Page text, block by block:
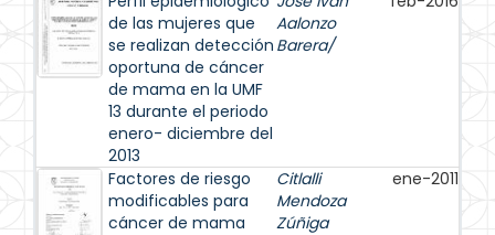
de las mujeres que
se realizan detección
oportuna de cáncer
de mama en la UMF
13 durante el periodo
enero- diciembre del
2013
Aalonzo
Barera/
Factores de riesgo
modificables para
cáncer de mama
Citlalli
Mendoza
Zúñiga
ene-2011